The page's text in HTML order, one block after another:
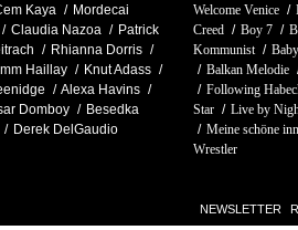
Kaya
Mordecai
Claudia Nazoa
Patrick
Rhianna Dorris
Haillay
Knut Adass
Alexa Havins
Domboy
Besedka
Derek DelGaudio
Welcome Venice
Creed
Boy 7
Kommunist
Balkan Melodie
Following
Star
Live by
Meine schöne
Wrestler
NEWSLETTER